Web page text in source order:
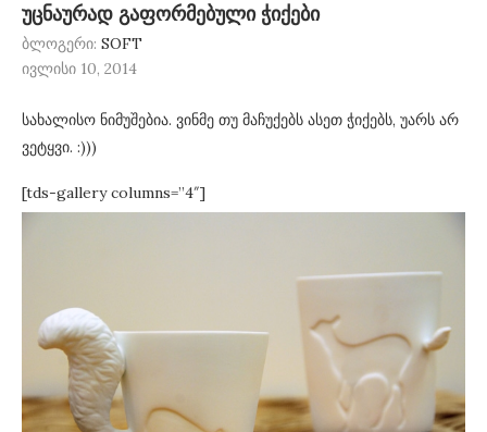
უცნაურად გაფორმებული ჭიქები
ბლოგერი: SOFT
ივლისი 10, 2014
სახალისო ნიმუშებია. ვინმე თუ მაჩუქებს ასეთ ჭიქებს, უარს არ
ვეტყვი. :)))
[tds-gallery columns=”4″]